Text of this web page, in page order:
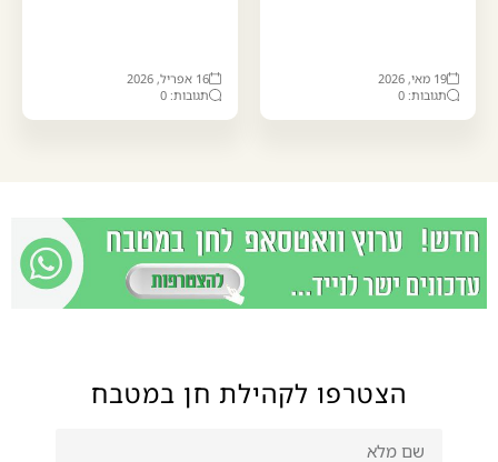
19 מאי, 2026
תגובות: 0
16 אפריל, 2026
תגובות: 0
הצטרפו לקהילת חן במטבח